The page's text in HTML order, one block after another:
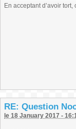
En acceptant d’avoir
RE: Question
le 18 January 2017 -